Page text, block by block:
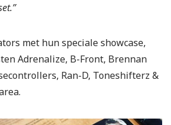
met hun speciale showcase,
Adrenalize, B-Front, Brennan
Ran-D, Toneshifterz &